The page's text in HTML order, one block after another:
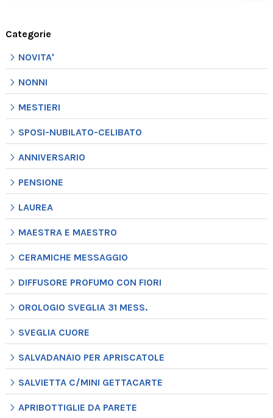
Categorie
NOVITA'
NONNI
MESTIERI
SPOSI-NUBILATO-CELIBATO
ANNIVERSARIO
PENSIONE
LAUREA
MAESTRA E MAESTRO
CERAMICHE MESSAGGIO
DIFFUSORE PROFUMO CON FIORI
OROLOGIO SVEGLIA 31 MESS.
SVEGLIA CUORE
SALVADANAIO PER APRISCATOLE
SALVIETTA C/MINI GETTACARTE
APRIBOTTIGLIE DA PARETE